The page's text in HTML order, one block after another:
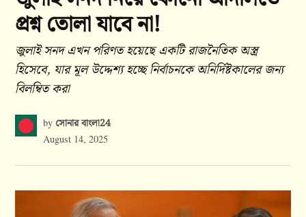
প্রশ্ন তোলা যাবে না!
জুলাই সনদ এখন পরিণত হয়েছে একটি রাজনৈতিক অস্ত্র
হিসেবে, যার মূল উদ্দেশ্য হচ্ছে নির্বাচনকে অনির্দিষ্টকালের জন্য
বিলম্বিত করা
by সোনার বাংলা24
August 14, 2025